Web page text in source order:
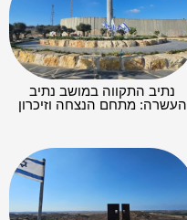
נתיב התקווה במושב נתיב
העשרה: מתחם הנצחה וזיכרון